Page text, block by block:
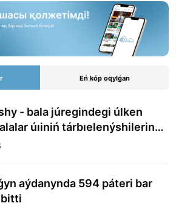
Eń kóp oqylǵan
- bala júregindegi úlken
úıiniń tárbıelenýshilerine
aýdanynda 594 páteri bar
bitti